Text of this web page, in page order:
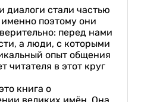
диалоги стали частью
поэтому они
перед нами
а люди, с которыми
опыт общения
читателя в этот круг
книга о